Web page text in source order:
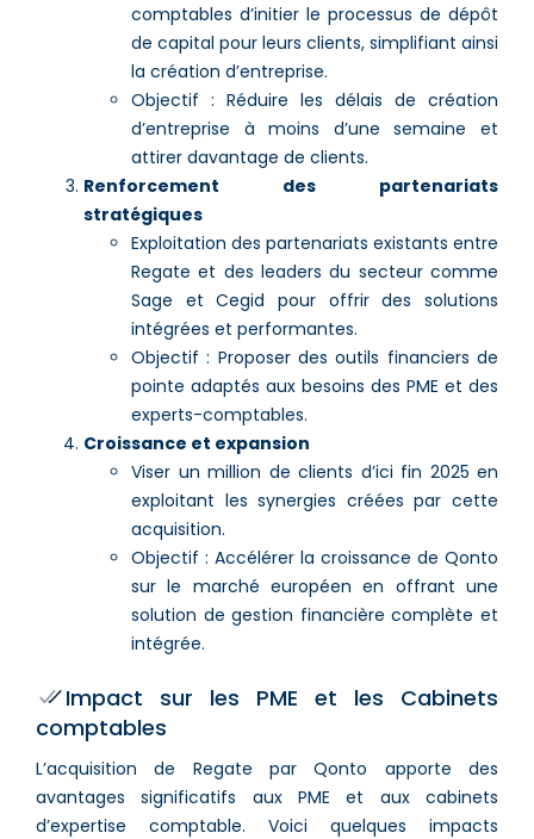
comptables d’initier le processus de dépôt
de capital pour leurs clients, simplifiant ainsi
la création d’entreprise.
Objectif : Réduire les délais de création
d’entreprise à moins d’une semaine et
attirer davantage de clients.
Renforcement des partenariats
stratégiques
Exploitation des partenariats existants entre
Regate et des leaders du secteur comme
Sage et Cegid pour offrir des solutions
intégrées et performantes.
Objectif : Proposer des outils financiers de
pointe adaptés aux besoins des PME et des
experts-comptables.
Croissance et expansion
Viser un million de clients d’ici fin 2025 en
exploitant les synergies créées par cette
acquisition.
Objectif : Accélérer la croissance de Qonto
sur le marché européen en offrant une
solution de gestion financière complète et
intégrée.
Impact sur les PME et les Cabinets
comptables
L’acquisition de Regate par Qonto apporte des
avantages significatifs aux PME et aux cabinets
d’expertise comptable. Voici quelques impacts